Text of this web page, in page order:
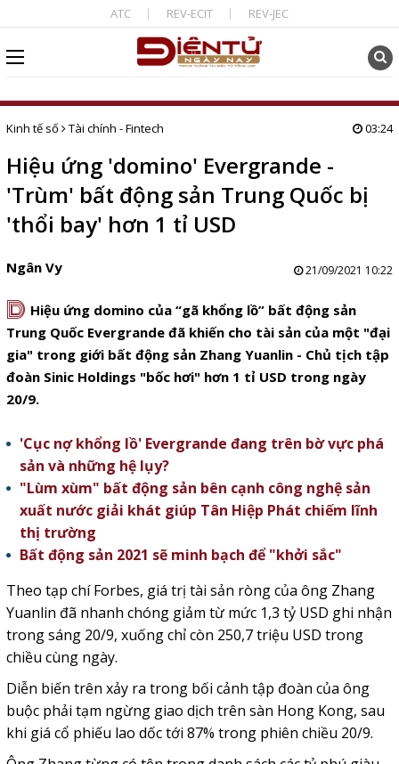
ATC REV-ECIT REV-JEC
Kinh tế số Tài chính - Fintech 03:24
Hiệu ứng 'domino' Evergrande -
'Trùm' bất động sản Trung Quốc bị
'thổi bay' hơn 1 tỉ USD
Ngân Vy 21/09/2021 10:22
D Hiệu ứng domino của “gã khổng lồ” bất động sản
Trung Quốc Evergrande đã khiến cho tài sản của một "đại
gia" trong giới bất động sản Zhang Yuanlin - Chủ tịch tập
đoàn Sinic Holdings "bốc hơi" hơn 1 tỉ USD trong ngày
20/9.
'Cục nợ khổng lồ' Evergrande đang trên bờ vực phá
sản và những hệ lụy?
"Lùm xùm" bất động sản bên cạnh công nghệ sản
xuất nước giải khát giúp Tân Hiệp Phát chiếm lĩnh
thị trường
Bất động sản 2021 sẽ minh bạch để "khởi sắc"
Theo tạp chí Forbes, giá trị tài sản ròng của ông Zhang
Yuanlin đã nhanh chóng giảm từ mức 1,3 tỷ USD ghi nhận
trong sáng 20/9, xuống chỉ còn 250,7 triệu USD trong
chiều cùng ngày.
Diễn biến trên xảy ra trong bối cảnh tập đoàn của ông
buộc phải tạm ngừng giao dịch trên sàn Hong Kong, sau
khi giá cổ phiếu lao dốc tới 87% trong phiên chiều 20/9.